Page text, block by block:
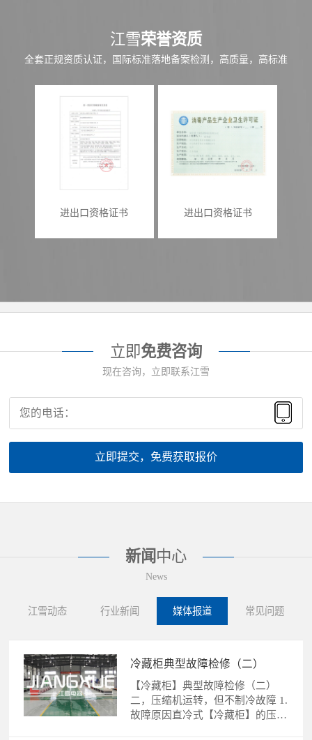
江雪荣誉资质
全套正规资质认证，国际标准落地备案检测，高质量，高标准
进出口资格证书 进出口资格证书
立即免费咨询
现在咨询，立即联系江雪
立即提交，免费获取报价
新闻 中心
News
江雪动态 行业新闻 媒体报道 常见问题
冷藏柜典型故障检修（二）
【冷藏柜】典型故障检修（二）
二，压缩机运转，但不制冷故障 1.
故障原因直冷式【冷藏柜】的压缩